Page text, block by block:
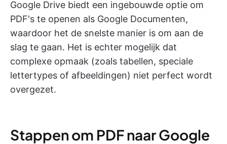
Google Drive biedt een ingebouwde optie om
PDF's te openen als Google Documenten,
waardoor het de snelste manier is om aan de
slag te gaan. Het is echter mogelijk dat
complexe opmaak (zoals tabellen, speciale
lettertypes of afbeeldingen) niet perfect wordt
overgezet.
Stappen om PDF naar Google